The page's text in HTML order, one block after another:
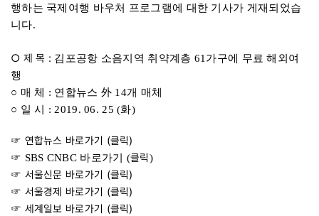
행하는 국제여행 바우처 프로그램에 대한 기사가 게재되었습
니다.
○ 제 목 : 김포공항 소음지역 취약계층 61가구에 무료 해외여
행
○ 매 체 : 연합뉴스 外 14개 매체
○ 일 시 : 2019. 06. 25 (화)
☞ 연합뉴스 바로가기 (클릭)
☞ SBS CNBC 바로가기 (클릭)
☞ 서울신문 바로가기 (클릭)
☞ 서울경제 바로가기 (클릭)
☞ 세계일보 바로가기 (클릭)